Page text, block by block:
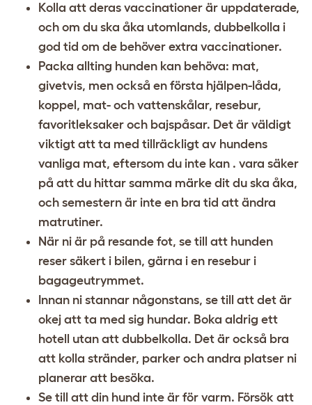
Kolla att deras vaccinationer är uppdaterade,
och om du ska åka utomlands, dubbelkolla i
god tid om de behöver extra vaccinationer.
Packa allting hunden kan behöva: mat,
givetvis, men också en första hjälpen-låda,
koppel, mat- och vattenskålar, resebur,
favoritleksaker och bajspåsar. Det är väldigt
viktigt att ta med tillräckligt av hundens
vanliga mat, eftersom du inte kan . vara säker
på att du hittar samma märke dit du ska åka,
och semestern är inte en bra tid att ändra
matrutiner.
När ni är på resande fot, se till att hunden
reser säkert i bilen, gärna i en resebur i
bagageutrymmet.
Innan ni stannar någonstans, se till att det är
okej att ta med sig hundar. Boka aldrig ett
hotell utan att dubbelkolla. Det är också bra
att kolla stränder, parker och andra platser ni
planerar att besöka.
Se till att din hund inte är för varm. Försök att